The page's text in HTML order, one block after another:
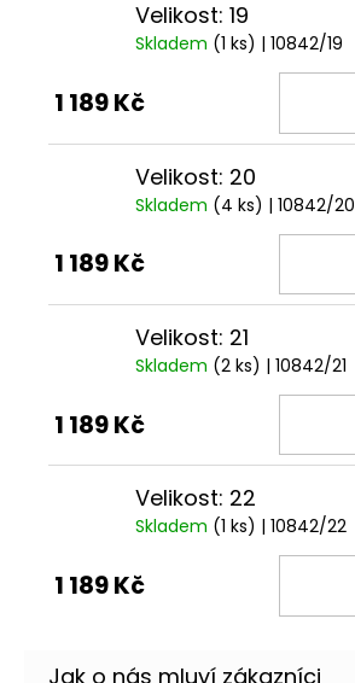
Velikost: 19
Skladem (1 ks) | 10842/19
1 189 Kč
Velikost: 20
Skladem (4 ks) | 10842/20
1 189 Kč
Velikost: 21
Skladem (2 ks) | 10842/21
1 189 Kč
Velikost: 22
Skladem (1 ks) | 10842/22
1 189 Kč